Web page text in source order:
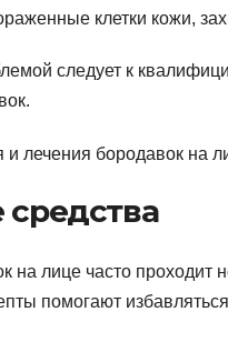
клетки кожи,
следует к
на лице часто проходит
помогают